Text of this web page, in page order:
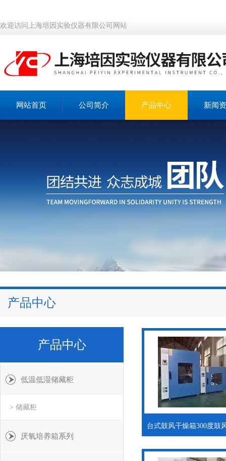
欢迎访问上海培因实验仪器有限公司网站
网站首页 公司简介 产品中心 新闻
产品中心
产品中心
低温低湿储藏柜
> 储藏柜
厌氧培养箱系列